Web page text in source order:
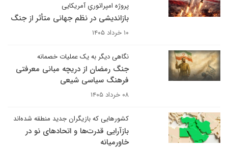
پروژه امپراتوریِ آمریکایی
بازاندیشی در نظم جهانی متأثر از جنگ
۱۰ خرداد ۱۴۰۵
نگاهی دیگر به یک عملیات خصمانه
جنگ رمضان از دریچه مبانی معرفتی
فرهنگ سیاسی شیعی
۰۸ خرداد ۱۴۰۵
کشورهایی که بازیگران جدید منطقه شده‌اند
بازآرایی قدرت‌ها و اتحادهای نو در
خاورمیانه